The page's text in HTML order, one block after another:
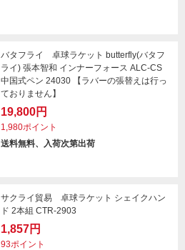
バタフライ 卓球ラケット butterfly(バタフ
ライ) 張本智和 インナーフォース ALC-CS
中国式ペン 24030 【ラバーの張替えは行っ
ておりません】
19,800円
1,980ポイント
送料無料、入荷次第出荷
サクライ貿易 卓球ラケット シェイクハン
ド 2本組 CTR-2903
1,857円
93ポイント